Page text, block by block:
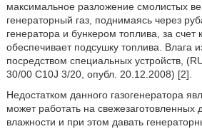
максимальное разложение смолистых
генераторный газ, поднимаясь через
генератора и бункером топлива, за счет
обеспечивает подсушку топлива. Влага
посредством специальных устройств,
30/00 C10J 3/20, опубл. 20.12.2008) [2].
Недостатком данного газогенератора
может работать на
влажности и при этом давать